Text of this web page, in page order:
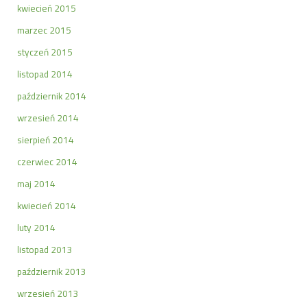
kwiecień 2015
marzec 2015
styczeń 2015
listopad 2014
październik 2014
wrzesień 2014
sierpień 2014
czerwiec 2014
maj 2014
kwiecień 2014
luty 2014
listopad 2013
październik 2013
wrzesień 2013